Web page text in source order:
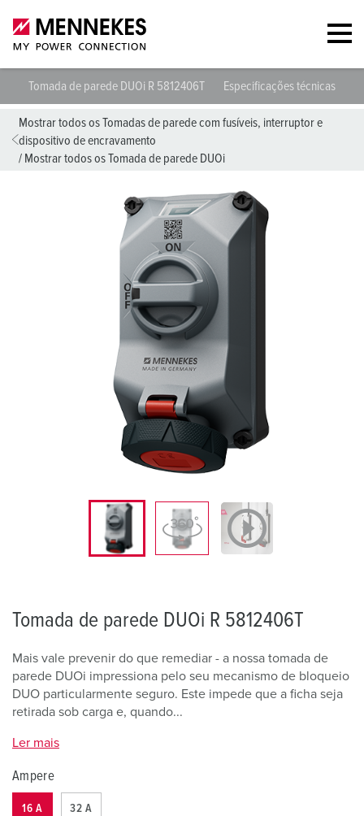
Tomada de parede DUOi R 5812406T Especificações técnicas
Mostrar todos os Tomadas de parede com fusíveis, interruptor e
dispositivo de encravamento
/ Mostrar todos os Tomada de parede DUOi
Tomada de parede DUOi R 5812406T
Mais vale prevenir do que remediar - a nossa tomada de
parede DUOi impressiona pelo seu mecanismo de bloqueio
DUO particularmente seguro. Este impede que a ficha seja
retirada sob carga e, quando...
Ler mais
Ampere
16 A 32 A